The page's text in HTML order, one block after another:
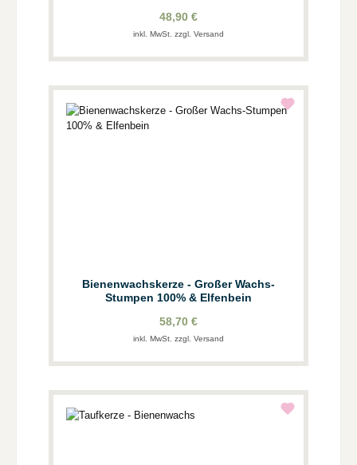
48,90 €
inkl. MwSt. zzgl. Versand
Bienenwachskerze - Großer Wachs-
Stumpen 100% & Elfenbein
58,70 €
inkl. MwSt. zzgl. Versand